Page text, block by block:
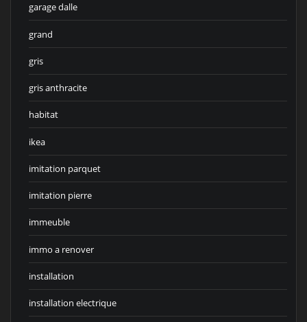
garage dalle
grand
gris
gris anthracite
habitat
ikea
imitation parquet
imitation pierre
immeuble
immo a renover
installation
installation electrique